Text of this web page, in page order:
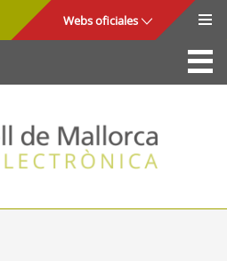
Webs oficiales
La Sede
Consejo de Mallorca
Acceso y seguridad
Utilidades